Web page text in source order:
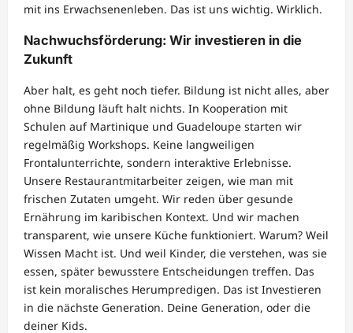
mit ins Erwachsenenleben. Das ist uns wichtig. Wirklich.
Nachwuchsförderung: Wir investieren in die
Zukunft
Aber halt, es geht noch tiefer. Bildung ist nicht alles, aber
ohne Bildung läuft halt nichts. In Kooperation mit
Schulen auf Martinique und Guadeloupe starten wir
regelmäßig Workshops. Keine langweiligen
Frontalunterrichte, sondern interaktive Erlebnisse.
Unsere Restaurantmitarbeiter zeigen, wie man mit
frischen Zutaten umgeht. Wir reden über gesunde
Ernährung im karibischen Kontext. Und wir machen
transparent, wie unsere Küche funktioniert. Warum? Weil
Wissen Macht ist. Und weil Kinder, die verstehen, was sie
essen, später bewusstere Entscheidungen treffen. Das
ist kein moralisches Herumpredigen. Das ist Investieren
in die nächste Generation. Deine Generation, oder die
deiner Kids.